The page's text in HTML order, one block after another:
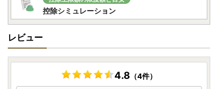
控除シミュレーション
レビュー
4.8 （4件）